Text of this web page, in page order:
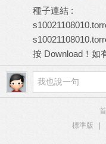
種子連結 :
按 Download！如
標準版